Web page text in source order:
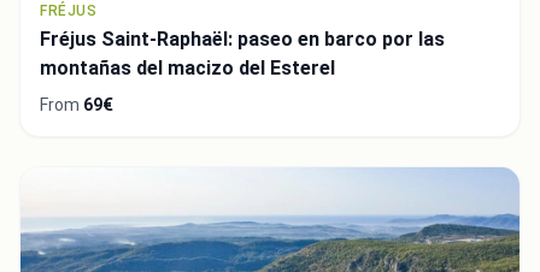
FRÉJUS
Fréjus Saint-Raphaël: paseo en barco por las
montañas del macizo del Esterel
From 69€